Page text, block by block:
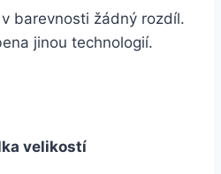
barevnosti žádný rozdíl.
jinou technologií.
velikostí